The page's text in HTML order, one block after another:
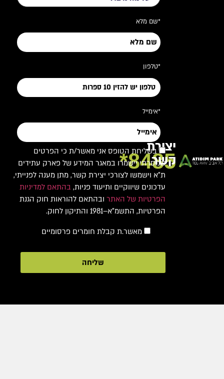
8485*
יצירת
קשר
*שם מלא
*טלפון
*אימייל
בשליחת הטופס אני מאשר/ת כי הפרטים
שמסרתי יישמרו במאגר המידע של פארק עתידים
ת"א וישמשו לצורכי יצירת קשר, מתן מענה לפנייתי,
עדכונים שיווקיים ותיעוד פניות, בהתאם למדיניות
הפרטיות של האתרובהתאם להוראות חוק הגנת
הפרטיות, התשמ"א–1981 והתיקון לחוק.
מאשר.ת קבלת חומרים פרסומיים
שליחה